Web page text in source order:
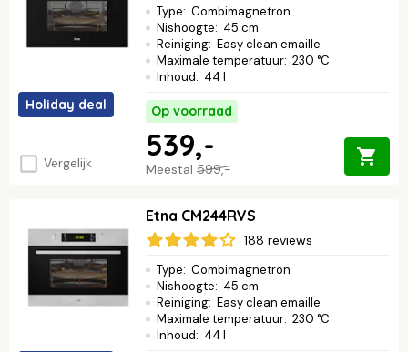
Holiday deal
Vergelijk
Type: Combimagnetron
Nishoogte: 45 cm
Reiniging: Easy clean emaille
Maximale temperatuur: 230 °C
Inhoud: 44 l
Op voorraad
Meestal 599,-
539,-
Etna CM244RVS
188 reviews
Type: Combimagnetron
Nishoogte: 45 cm
Reiniging: Easy clean emaille
Maximale temperatuur: 230 °C
Inhoud: 44 l